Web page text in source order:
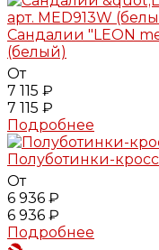
Сандалии "LEON
(белый)
От
7 115 ₽
7 115 ₽
Подробнее
Полуботинки-
От
6 936 ₽
6 936 ₽
Подробнее